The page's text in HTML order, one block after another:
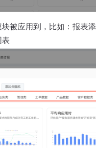
被应用到，比如：报表